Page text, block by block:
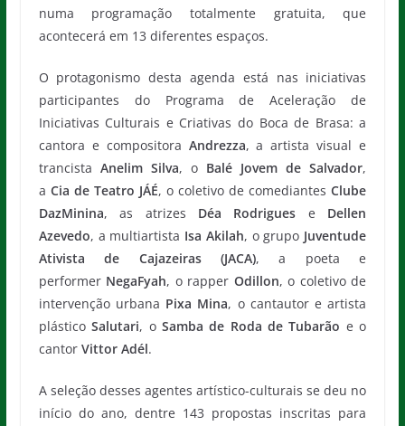
numa programação totalmente gratuita, que
acontecerá em 13 diferentes espaços.
O protagonismo desta agenda está nas iniciativas
participantes do Programa de Aceleração de
Iniciativas Culturais e Criativas do Boca de Brasa: a
cantora e compositora Andrezza, a artista visual e
trancista Anelim Silva, o Balé Jovem de Salvador,
a Cia de Teatro JÁÉ, o coletivo de comediantesClube
DazMinina, as atrizes Déa Rodrigues e Dellen
Azevedo, a multiartista Isa Akilah, o grupo Juventude
Ativista de Cajazeiras (JACA), a poeta e
performer NegaFyah, o rapper Odillon, o coletivo de
intervenção urbana Pixa Mina, o cantautor e artista
plásticoSalutari, o Samba de Roda de Tubarão e o
cantor Vittor Adél.
A seleção desses agentes artístico-culturais se deu no
início do ano, dentre 143 propostas inscritas para